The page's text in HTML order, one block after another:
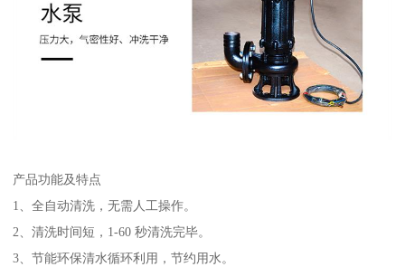
产品功能及特点
1、全自动清洗，无需人工操作。
2、清洗时间短，1-60 秒清洗完毕。
3、节能环保清水循环利用，节约用水。